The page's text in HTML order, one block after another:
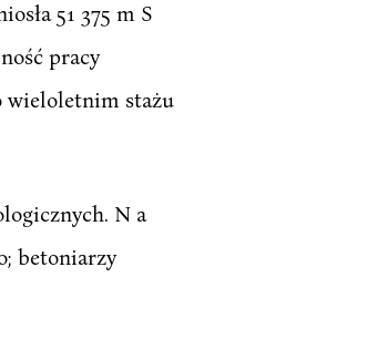
51 375 m S
pracy
wieloletnim stażu
N a
betoniarzy